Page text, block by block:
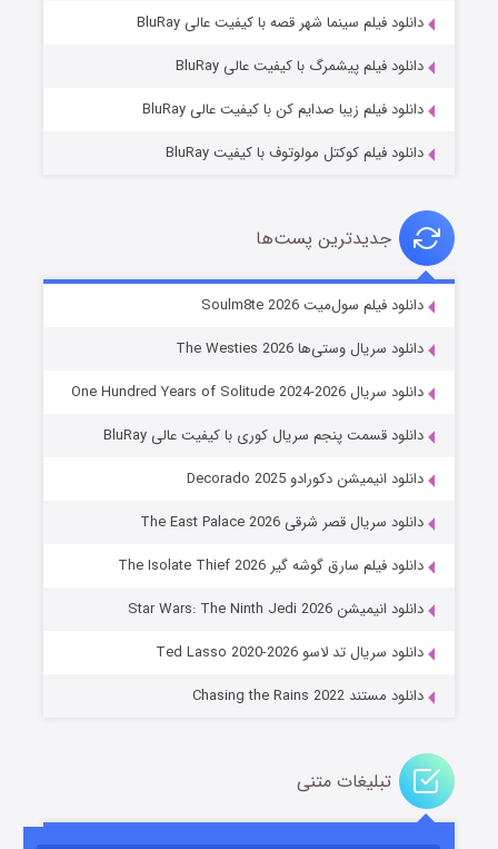
خاندان اژدها فصل ۳
جادوگری در مغولستان
قسمت ۱۴ (زیرنویس) منتشر شد
دانلود فیلم سینما شهر قصه با کیفیت عالی BluRay
دانلود فیلم پیشمرگ با کیفیت عالی BluRay
دانلود فیلم زیبا صدایم کن با کیفیت عالی BluRay
دانلود فیلم کوکتل مولوتوف با کیفیت BluRay
جدیدترین پست‌ها
دانلود فیلم سول‌میت Soulm8te 2026
دانلود سریال وستی‌ها The Westies 2026
دانلود سریال One Hundred Years of Solitude 2024-2026
دانلود قسمت پنجم سریال کوری با کیفیت عالی BluRay
دانلود انیمیشن دکورادو Decorado 2025
دانلود سریال قصر شرقی The East Palace 2026
دانلود فیلم سارق گوشه گیر The Isolate Thief 2026
دانلود انیمیشن Star Wars: The Ninth Jedi 2026
دانلود سریال تد لاسو Ted Lasso 2020-2026
دانلود مستند Chasing the Rains 2022
تبلیغات متنی